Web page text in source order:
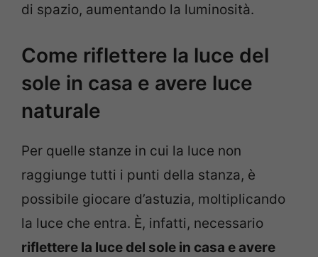
di spazio, aumentando la luminosità.
Come riflettere la luce del
sole in casa e avere luce
naturale
Per quelle stanze in cui la luce non
raggiunge tutti i punti della stanza, è
possibile giocare d’astuzia, moltiplicando
la luce che entra. È, infatti, necessario
riflettere la luce del sole in casa e avere